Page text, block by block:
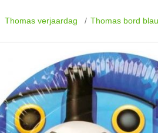
Thomas verjaardag / Thomas bord